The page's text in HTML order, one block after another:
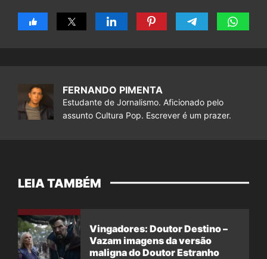
FERNANDO PIMENTA
Estudante de Jornalismo. Aficionado pelo
assunto Cultura Pop. Escrever é um prazer.
LEIA TAMBÉM
Vingadores: Doutor Destino –
Vazam imagens da versão
maligna do Doutor Estranho